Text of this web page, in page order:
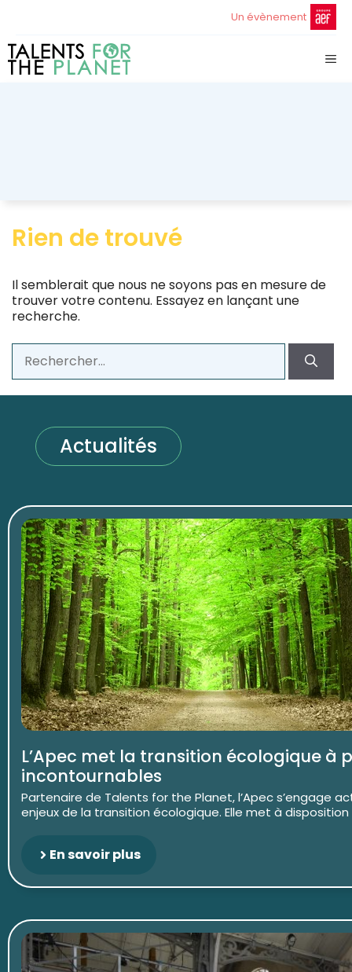
Un évènement
Rien de trouvé
Il semblerait que nous ne soyons pas en mesure de
trouver votre contenu. Essayez en lançant une
recherche.
Rechercher :
Actualités
L’Apec met la transition écologique à
incontournables
Partenaire de Talents for the Planet, l’Apec s’engage
enjeux de la transition écologique. Elle met à
En savoir plus